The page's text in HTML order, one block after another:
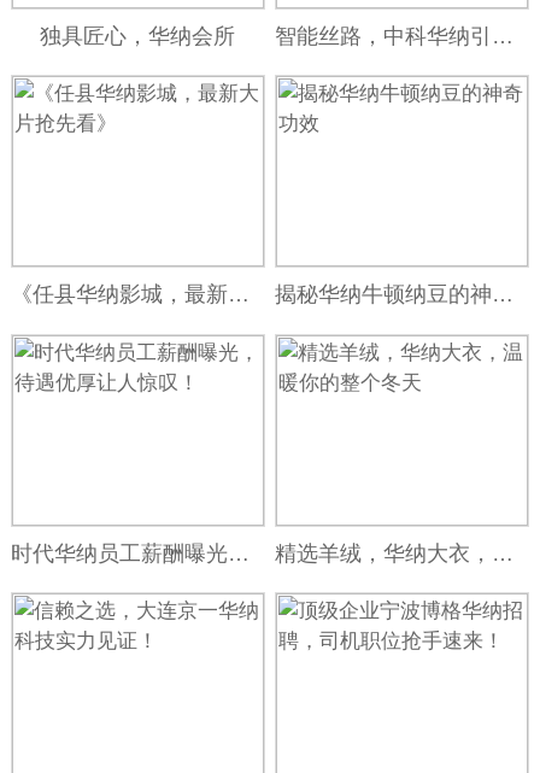
独具匠心，华纳会所 智能丝路，中科华纳引领未来
《任县华纳影城，最新大片抢先看》 揭秘华纳牛顿纳豆的神奇功效
时代华纳员工薪酬曝光，待遇优厚让人惊叹！ 精选羊绒，华纳大衣，温暖你的整个冬天